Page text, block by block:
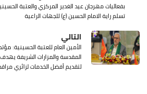
بفعاليات مهرجان عيد الغدير المركزي والعتبة
تسلم راية الامام الحسين (ع) للجهات الراعية
التالي
الأمين العام للعتبة الحسينية:
المقدسة والمزارات الشريفة
لتقديم أفضل الخدمات لزائري